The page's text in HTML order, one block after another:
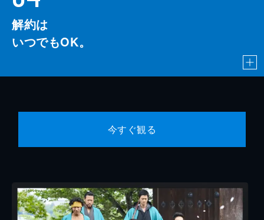
解約は
いつでもOK。
今すぐ観る